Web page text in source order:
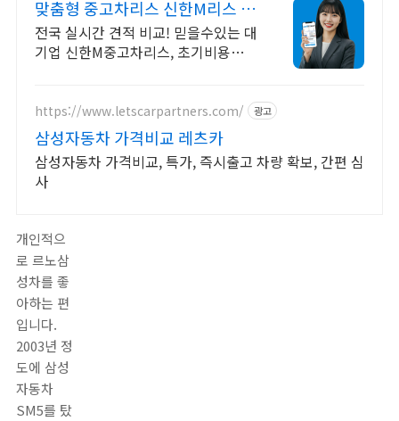
맞춤형 중고차리스 신한M리스 전
국 중고차리스 실시간 견적
전국 실시간 견적 비교! 믿을수있는 대
기업 신한M중고차리스, 초기비용
https://www.letscarpartners.com/ 광고
삼성자동차 가격비교 레츠카
삼성자동차 가격비교, 특가, 즉시출고 차량 확보, 간편 심
사
개인적으
로 르노삼
성차를 좋
아하는 편
입니다.
2003년 정
도에 삼성
자동차
SM5를 탔